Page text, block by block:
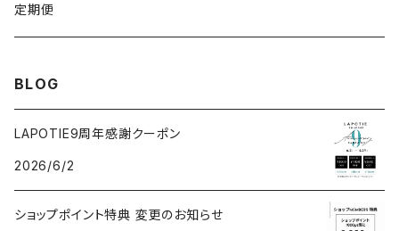
VSRICビタミンC美容液
v3セットアップブラシ
ビューティフェイススティック2.0
ヘッドスパ
モコモコがま口
定期便
BLOG
LAPOTIE9周年感謝クーポン
2026/6/2
ショップポイント特典 変更のお知らせ